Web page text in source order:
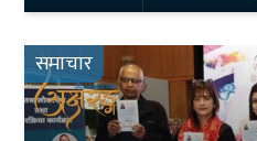
समाचार